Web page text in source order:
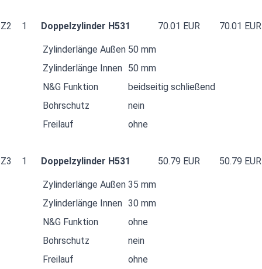
Z2 1 Doppelzylinder H531 70.01 EUR 70.01 EUR
Zylinderlänge Außen 50 mm
Zylinderlänge Innen 50 mm
N&G Funktion
beidseitig schließend
Bohrschutz
nein
Freilauf
ohne
Z3 1 Doppelzylinder H531 50.79 EUR 50.79 EUR
Zylinderlänge Außen 35 mm
Zylinderlänge Innen 30 mm
N&G Funktion
ohne
Bohrschutz
nein
Freilauf
ohne